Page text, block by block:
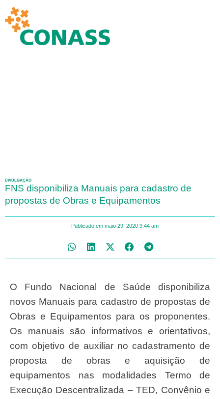
DIVULGAÇÃO
FNS disponibiliza Manuais para cadastro de
propostas de Obras e Equipamentos
Publicado em maio 29, 2020 9:44 am
O Fundo Nacional de Saúde disponibiliza
novos Manuais para cadastro de propostas de
Obras e Equipamentos para os proponentes.
Os manuais são informativos e orientativos,
com objetivo de auxiliar no cadastramento de
proposta de obras e aquisição de
equipamentos nas modalidades Termo de
Execução Descentralizada – TED, Convênio e